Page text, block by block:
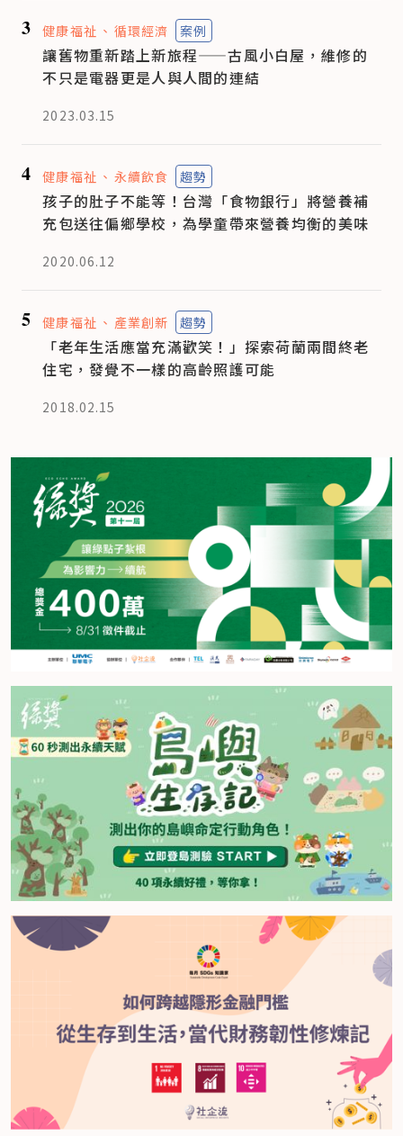
3 健康福祉 循環經濟 案例
讓舊物重新踏上新旅程——古風小白屋，維修的
不只是電器更是人與人間的連結
2023.03.15
4 健康福祉 永續飲食 趨勢
孩子的肚子不能等！台灣「食物銀行」將營養補
充包送往偏鄉學校，為學童帶來營養均衡的美味
2020.06.12
5 健康福祉 產業創新 趨勢
「老年生活應當充滿歡笑！」探索荷蘭兩間終老
住宅，發覺不一樣的高齡照護可能
2018.02.15